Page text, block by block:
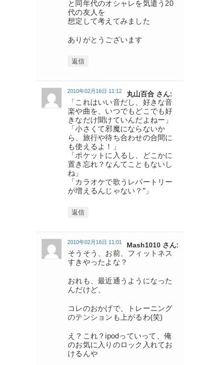
と同年代のオシャレを気遣う20
代の友人を
想定して考えてみました
ありがとうございます
返信
丸山百合 さん:
2010年02月16日 11:12
「これはいい音だし、好きな音
楽や曲を、いつでもどこでも好
きなだけ聞けていんだよねー」
「小さくて邪魔にならないか
ら、旅行や待ち合わせの合間に
も使えるよ！」
「ポケットに入るし、どこかに
置き忘れ？なんてこともないし
ね」
「カラオケで歌うレパートリー
が増えるんじゃない？”」
返信
Mash1010 さん:
2010年02月16日 11:01
そうそう、お前、フィットネス
すきやったよな？
おれも、最近通うようになった
んだけど、
コレのおかげで、トレーニング
のテンションも上がるわ(笑)
え？これ？ipodっていって、俺
のお気に入りのロック入れてお
けるんや